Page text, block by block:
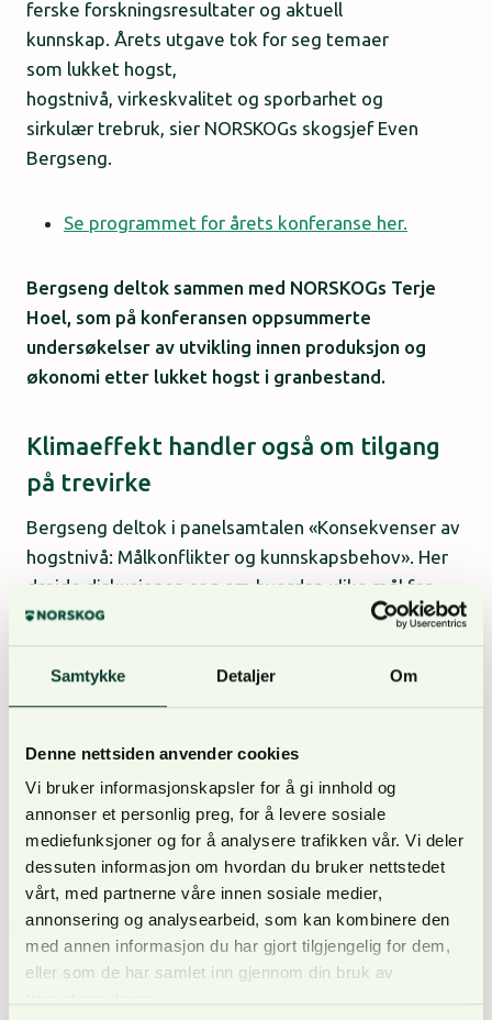
Samtykke Detaljer Om
Denne nettsiden anvender cookies
Vi bruker informasjonskapsler for å gi innhold og
annonser et personlig preg, for å levere sosiale
mediefunksjoner og for å analysere trafikken vår. Vi deler
dessuten informasjon om hvordan du bruker nettstedet
vårt, med partnerne våre innen sosiale medier,
annonsering og analysearbeid, som kan kombinere den
med annen informasjon du har gjort tilgjengelig for dem,
eller som de har samlet inn gjennom din bruk av
ferske forskningsresultater og aktuell
kunnskap. Årets utgave tok for seg temaer
som lukket hogst,
hogstnivå, virkeskvalitet og sporbarhet og
sirkulær trebruk, sier NORSKOGs skogsjef Even
Bergseng.
Se programmet for årets konferanse her.
Bergseng deltok sammen med NORSKOGs Terje
Hoel, som på konferansen oppsummerte
undersøkelser av utvikling innen produksjon og
økonomi etter lukket hogst i granbestand.
Klimaeffekt handler også om tilgang
på trevirke
Bergseng deltok i panelsamtalen «Konsekvenser av
hogstnivå: Målkonflikter og kunnskapsbehov». Her
dreide diskusjonen seg om hvordan ulike mål for
skogen må veies opp mot hverandre. I samtalen
pekte Bergseng på at debatten om hogstnivå og
naturskog ofte blir for svart-hvitt.
levere fornybart råstoff til en verdikjede som
samfunnet trenger. Debatten om hogst
av naturskog vekker engasjement. Nettopp derfor
er det viktig å inkludere nyansene også når denne
problemstillingen diskuteres, understreker
Bergseng.